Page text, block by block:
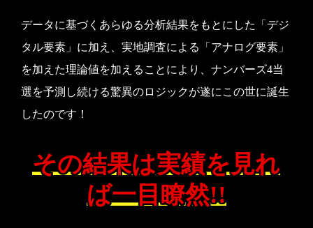
データに基づくあらゆる分析結果をもとにした「デジ
タル要素」に加え、実地調査による「アナログ要素」
を加えた理論値を加えることにより、ナンバーズ4当
選を予測し続ける驚異のロジックが遂にこの世に誕生
したのです！
その結果は実績を見れ
ば一目瞭然!!